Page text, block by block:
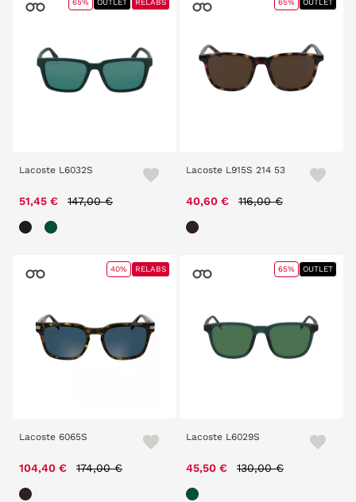
Lacoste L6032S
51,45 € Price reduced from
147,00 €
Lacoste L915S 214 53
40,60 € Price reduced from
116,00 €
Lacoste 6065S
104,40 € Price reduced from
174,00 €
40% RELABS
Lacoste L6029S
45,50 € Price reduced from
130,00 €
65% OUTLET